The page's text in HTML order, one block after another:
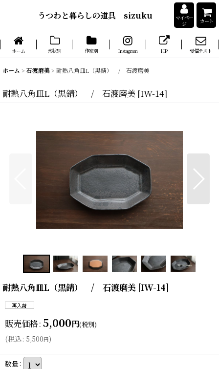
うつわと暮らしの道具 sizuku
マイペー
ジ
カート
ホーム 形状別 作家別 Instagram HP 受信テスト
ホーム > 石渡磨美> 耐熱八角皿L（黒錆） / 石渡磨美
耐熱八角皿L（黒錆） / 石渡磨美 [IW-14]
耐熱八角皿L（黒錆） / 石渡磨美 [IW-14]
販売価格: 5,000円(税別)
(税込: 5,500円)
数量: